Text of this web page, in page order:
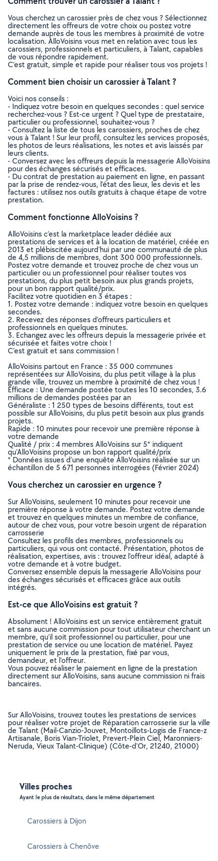
Vous cherchez un carossier près de chez vous ? Sélectionnez
directement les offreurs de votre choix ou postez votre
demande auprès de tous les membres à proximité de votre
localisation. AlloVoisins vous met en relation avec tous les
carossiers, professionnels et particuliers, à Talant, capables
de vous répondre rapidement.
C’est gratuit, simple et rapide pour réaliser tous vos projets !
Comment bien choisir un carossier à Talant ?
Voici nos conseils :
- Indiquez votre besoin en quelques secondes : quel service
recherchez-vous ? Est-ce urgent ? Quel type de prestataire,
particulier ou professionnel, souhaitez-vous ?
- Consultez la liste de tous les carossiers, proches de chez
vous à Talant ! Sur leur profil, consultez les services proposés,
les photos de leurs réalisations, les notes et avis laissés par
leurs clients.
- Conversez avec les offreurs depuis la messagerie AlloVoisins
pour des échanges sécurisés et efficaces.
- Du contrat de prestation au paiement en ligne, en passant
par la prise de rendez-vous, l’état des lieux, les devis et les
factures : utilisez nos outils gratuits à chaque étape de votre
prestation.
Comment fonctionne AlloVoisins ?
AlloVoisins c’est la marketplace leader dédiée aux
prestations de services et à la location de matériel, créée en
2013 et plébiscitée aujourd’hui par une communauté de plus
de 4,5 millions de membres, dont 300 000 professionnels.
Postez votre demande et trouvez proche de chez vous un
particulier ou un professionnel pour réaliser toutes vos
prestations, du plus petit besoin aux plus grands projets,
pour un bon rapport qualité/prix.
Facilitez votre quotidien en 3 étapes :
1. Postez votre demande : indiquez votre besoin en quelques
secondes.
2. Recevez des réponses d’offreurs particuliers et
professionnels en quelques minutes.
3. Echangez avec les offreurs depuis la messagerie privée et
sécurisée et faites votre choix !
C’est gratuit et sans commission !
AlloVoisins partout en France : 35 000 communes
représentées sur AlloVoisins, du plus petit village à la plus
grande ville, trouvez un membre à proximité de chez vous !
Efficace : Une demande postée toutes les 10 secondes, 3.6
millions de demandes postées par an
Généraliste : 1 250 types de besoins différents, tout est
possible sur AlloVoisins, du plus petit besoin aux plus grands
projets.
Rapide : 10 minutes pour recevoir une première réponse à
votre demande
Qualité / prix : 4 membres AlloVoisins sur 5* indiquent
qu’AlloVoisins propose un bon rapport qualité/prix
* Données issues d’une enquête AlloVoisins réalisée sur un
échantillon de 5 671 personnes interrogées (Février 2024)
Vous cherchez un carossier en urgence ?
Sur AlloVoisins, seulement 10 minutes pour recevoir une
première réponse à votre demande. Postez votre demande
et trouvez en quelques minutes un membre de confiance,
autour de chez vous, pour votre besoin urgent de réparation
carrosserie
Consultez les profils des membres, professionnels ou
particuliers, qui vous ont contacté. Présentation, photos de
réalisation, expertises, avis : trouvez l'offreur idéal, adapté à
votre demande et à votre budget.
Conversez ensemble depuis la messagerie AlloVoisins pour
des échanges sécurisés et efficaces grâce aux outils
intégrés.
Est-ce que AlloVoisins est gratuit ?
Absolument ! AlloVoisins est un service entièrement gratuit
et sans aucune commission pour tout utilisateur cherchant un
membre, qu’il soit professionnel ou particulier, pour une
prestation de service ou une location de matériel. Payez
uniquement le prix de la prestation, fixé par vous,
demandeur, et l’offreur.
Vous pouvez réaliser le paiement en ligne de la prestation
directement sur AlloVoisins, sans aucune commission ni frais
bancaires.
Sur AlloVoisins, trouvez toutes les prestations de services
pour réaliser votre projet de Réparation carrosserie sur la ville
de Talant (Mail-Canzio-Jouvet, Montoillots-Logis de France-z
Artisanale, Boris Vian-Triolet, Prevert-Plein Ciel, Maronniers-
Neruda, Vieux Talant-Clinique) (Côte-d'Or, 21240, 21000)
Villes proches
Ayant le plus de résultats, dans le même département
Carossiers à Dijon
Carossiers à Chenôve